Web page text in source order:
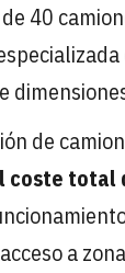
40
de
coste total
a